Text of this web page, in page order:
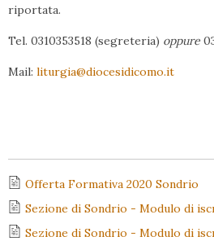
riportata.
Tel. 0310353518 (segreteria) oppure
Mail: liturgia@diocesidicomo.it
Offerta Formativa 2020 Sondrio
Sezione di Sondrio - Modulo di
Sezione di Sondrio - Modulo di